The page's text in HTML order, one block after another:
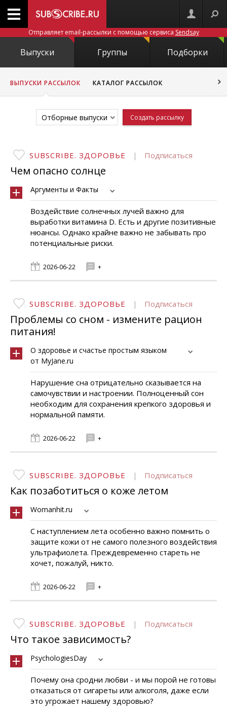
Отправляет email-рассылки с помощью сервиса Sendsay
Выпуски Группы Подборки
ВЫПУСКИ РАССЫЛОК КАТАЛОГ РАССЫЛОК
Отборные выпуски Создать рассылку
SUBSCRIBE. ЗДОРОВЬЕ | Подписаться
Чем опасно солнце
Аргументы и Факты
Воздействие солнечных лучей важно для
выработки витамина D. Есть и другие позитивные
нюансы. Однако крайне важно не забывать про
потенциальные риски.
2026-06-22 +
SUBSCRIBE. ЗДОРОВЬЕ | Подписаться
Проблемы со сном - измените рацион
питания!
О здоровье и счастье простым языком
от MyJane.ru
Нарушение сна отрицательно сказывается на
самочувствии и настроении. Полноценный сон
необходим для сохранения крепкого здоровья и
нормальной памяти.
2026-06-22 +
SUBSCRIBE. ЗДОРОВЬЕ | Подписаться
Как позаботиться о коже летом
Womanhit.ru
С наступлением лета особенно важно помнить о
защите кожи от не самого полезного воздействия
ультрафиолета. Преждевременно стареть не
хочет, пожалуй, никто.
2026-06-22 +
SUBSCRIBE. ЗДОРОВЬЕ | Подписаться
Что такое зависимость?
PsychologiesDay
Почему она сродни любви - и мы порой не готовы
отказаться от сигареты или алкоголя, даже если
это угрожает нашему здоровью?